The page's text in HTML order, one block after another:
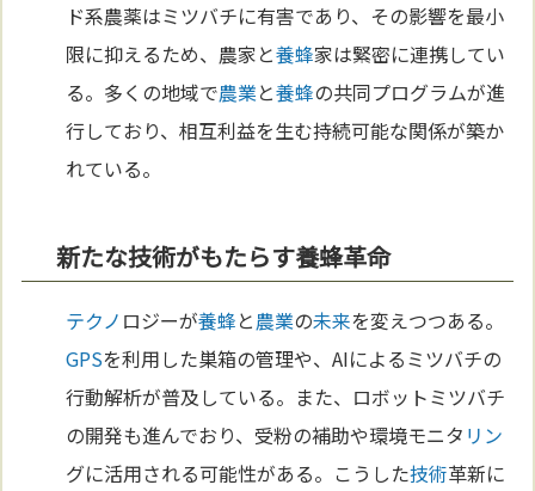
ド系農薬はミツバチに有害であり、その影響を最小
限に抑えるため、農家と養蜂家は緊密に連携してい
る。多くの地域で農業と養蜂の共同プログラムが進
行しており、相互利益を生む持続可能な関係が築か
れている。
新たな技術がもたらす養蜂革命
テクノ ロジーが養蜂と農業の未来を変えつつある。
GPSを利用した巣箱の管理や、AIによるミツバチの
行動解析が普及している。また、ロボットミツバチ
の開発も進んでおり、受粉の補助や環境モニタ リン
グに活用される可能性がある。こうした技術革新に